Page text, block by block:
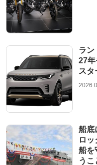
ラン
27
スタ
船底
ロ
船を
うこ